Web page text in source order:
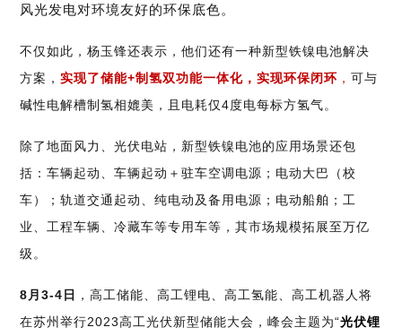
风光发电对环境友好的环保底色。
不仅如此，杨玉锋还表示，他们还有一种新型铁镍电池解决
方案， 实现了储能+制氢双功能一体化，实现环保闭环 ， 可与
碱性电解槽制氢相媲美，且电耗仅4度电每标方氢气。
除了地面风力、光伏电站，新型铁镍电池的应用场景还包
括：车辆起动、车辆起动＋驻车空调电源；电动大巴（校
车）；轨道交通起动、纯电动及备用电源；电动船舶；工
业、工程车辆、冷藏车等专用车等，其市场规模拓展至万亿
级。
8月3-4日
，高工储能、高工锂电、高工氢能、高工机器人将
在苏州举行2023高工光伏新型储能大会，峰会主题为“光伏锂